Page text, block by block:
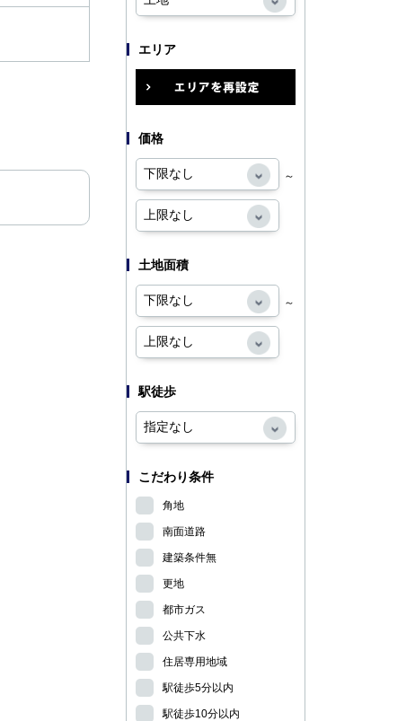
エリア
価格
～
土地面積
～
駅徒歩
こだわり条件
角地
南面道路
建築条件無
更地
都市ガス
公共下水
住居専用地域
駅徒歩5分以内
駅徒歩10分以内